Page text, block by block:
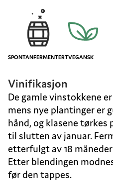
SPONTANFERMENTERTVEGANSK
Vinifikasjon
De gamle vinstokkene
mens nye plantinger er
hånd, og klasene tørkes
til slutten av januar.
etterfulgt av 18
Etter blendingen
før den tappes.